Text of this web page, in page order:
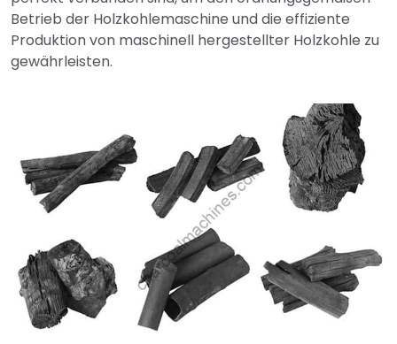
Betrieb der Holzkohlemaschine und die effiziente
Produktion von maschinell hergestellter Holzkohle zu
gewährleisten.